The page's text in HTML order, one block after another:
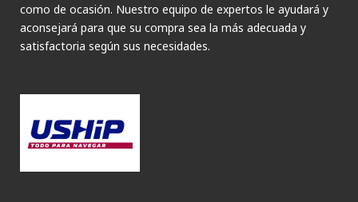
como de ocasión. Nuestro equipo de expertos le ayudará y
aconsejará para que su compra sea la más adecuada y
satisfactoria según sus necesidades.